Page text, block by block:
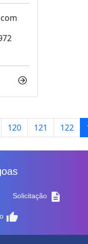
120 121 122
Solicitação description
thumb_up